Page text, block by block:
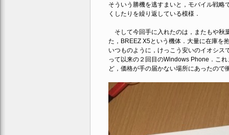
そういう勝機を逃すまいと，モバイル戦
くしたりを繰り返している模様．
そして今回手に入れたのは，またもや秋
た，BREEZ X5という機体．大量に在庫
いつものように，けっこう安いのイオシス
って以来の２回目のWindows Phone．こ
ど，価格が手の届かない場所にあったの